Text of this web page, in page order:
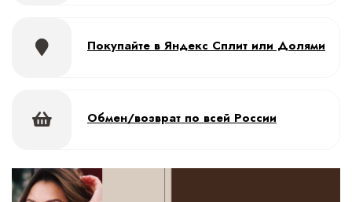
Покупайте в Яндекс Сплит или Долями
Обмен/возврат по всей России